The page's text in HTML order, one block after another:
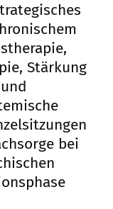
Stärkung
bei